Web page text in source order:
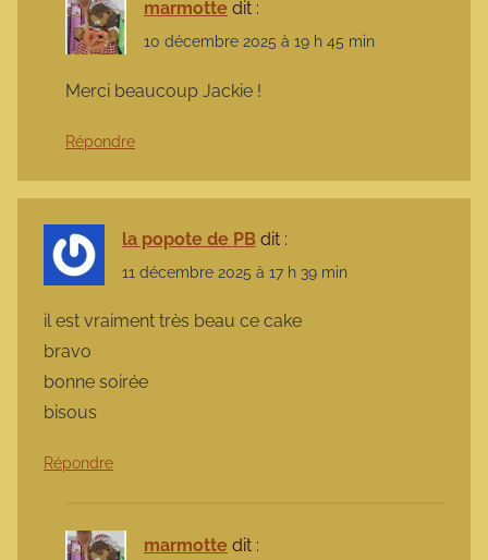
marmotte dit :
10 décembre 2025 à 19 h 45 min
Merci beaucoup Jackie !
Répondre
la popote de PB dit :
11 décembre 2025 à 17 h 39 min
il est vraiment très beau ce cake
bravo
bonne soirée
bisous
Répondre
marmotte dit :